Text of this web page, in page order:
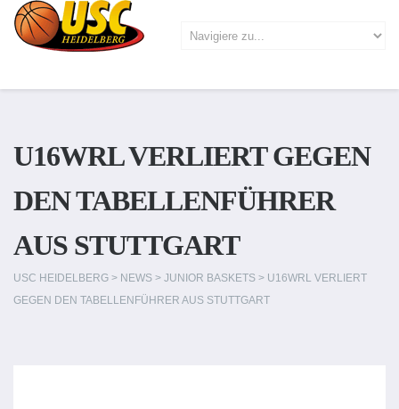
U16WRL VERLIERT GEGEN
DEN TABELLENFÜHRER
AUS STUTTGART
USC HEIDELBERG > NEWS > JUNIOR BASKETS > U16WRL VERLIERT
GEGEN DEN TABELLENFÜHRER AUS STUTTGART